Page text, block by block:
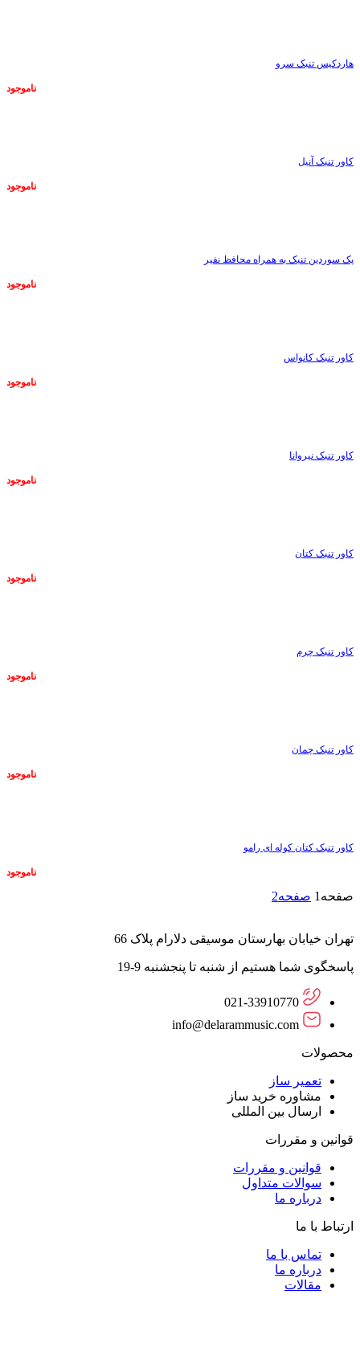
هاردکیس تنبک سرو
ناموجود
کاور تنبک آنیل
ناموجود
پک سوردین تنبک به همراه محافظ نفیر
ناموجود
کاور تنبک کانواس
ناموجود
کاور تنبک نیروانا
ناموجود
کاور تنبک کتان
ناموجود
کاور تنبک چرم
ناموجود
کاور تنبک چمان
ناموجود
کاور تنبک کتان کوله ای رامو
ناموجود
صفحه 1 صفحه2
تهران خیابان بهارستان موسیقی دلارام پلاک 66
پاسخگوی شما هستیم از شنبه تا پنجشنبه 9-19
021-33910770
info@delarammusic.com
محصولات
تعمیر ساز
مشاوره خرید ساز
ارسال بین المللی
قوانین و مقررات
قوانین و مقررات
سوالات متداول
درباره ما
ارتباط با ما
تماس با ما
درباره ما
مقالات